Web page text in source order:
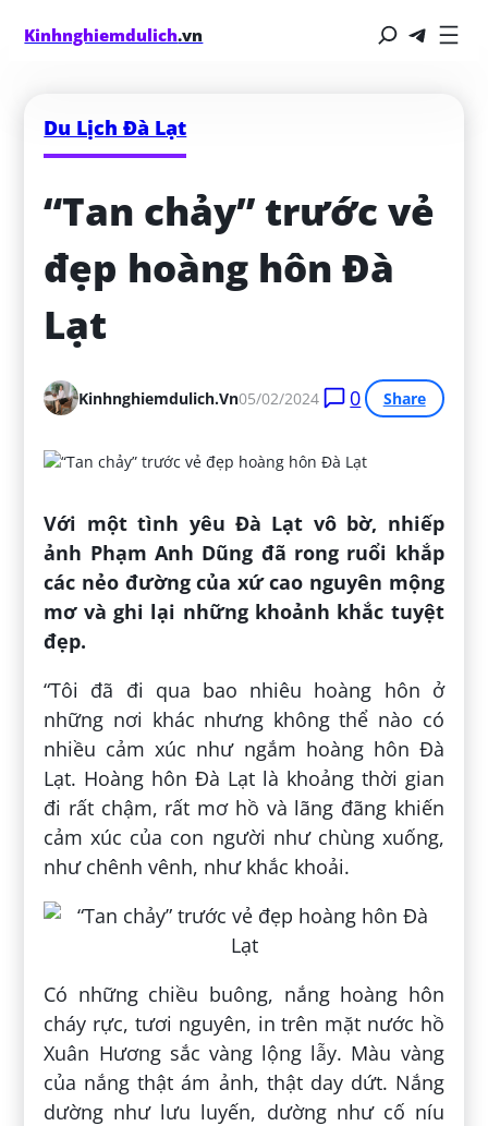
Kinhnghiemdulich.vn
Du Lịch Đà Lạt
“Tan chảy” trước vẻ
đẹp hoàng hôn Đà
Lạt
Kinhnghiemdulich.vn05/02/2024 0 Share
Với một tình yêu Đà Lạt vô bờ, nhiếp
ảnh Phạm Anh Dũng đã rong ruổi khắp
các nẻo đường của xứ cao nguyên mộng
mơ và ghi lại những khoảnh khắc tuyệt
đẹp.
“Tôi đã đi qua bao nhiêu hoàng hôn ở
những nơi khác nhưng không thể nào có
nhiều cảm xúc như ngắm hoàng hôn Đà
Lạt. Hoàng hôn Đà Lạt là khoảng thời gian
đi rất chậm, rất mơ hồ và lãng đãng khiến
cảm xúc của con người như chùng xuống,
như chênh vênh, như khắc khoải.
Có những chiều buông, nắng hoàng hôn
cháy rực, tươi nguyên, in trên mặt nước hồ
Xuân Hương sắc vàng lộng lẫy. Màu vàng
của nắng thật ám ảnh, thật day dứt. Nắng
dường như lưu luyến, dường như cố níu